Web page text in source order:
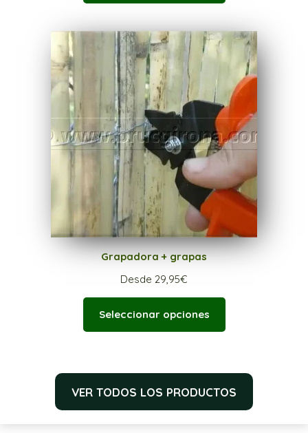
Grapadora + grapas
Desde 29,95€
Seleccionar opciones
VER TODOS LOS PRODUCTOS